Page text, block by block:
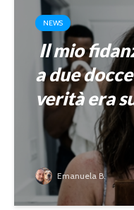
NEWS
Il mio
a due
verità era
Emanuela B.